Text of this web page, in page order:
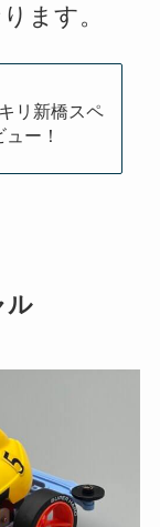
ます。
リ新橋スペ
ー！
ル